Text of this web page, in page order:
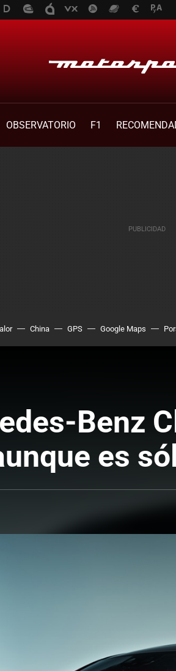
OBSERVATORIO F1
China GPS Google Maps
Benz
es